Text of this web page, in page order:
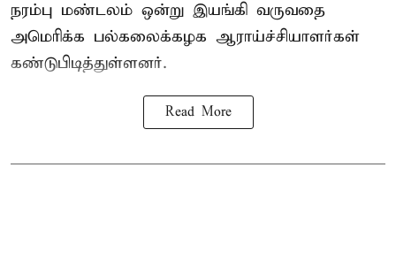
நரம்பு மண்டலம் ஒன்று இயங்கி வருவதை
அமெரிக்க பல்கலைக்கழக ஆராய்ச்சியாளர்கள்
கண்டுபிடித்துள்ளனர்.
Read More